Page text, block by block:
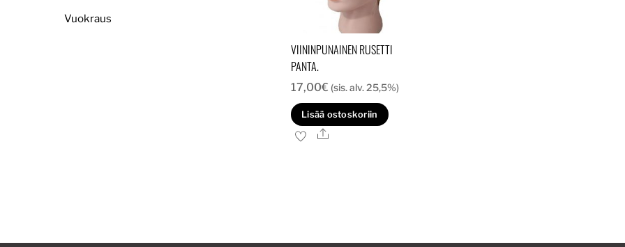
VIININPUNAINEN RUSETTI
PANTA.
17,00€ (sis. alv. 25,5%)
Lisää ostoskoriin
Ale
Vuokraus